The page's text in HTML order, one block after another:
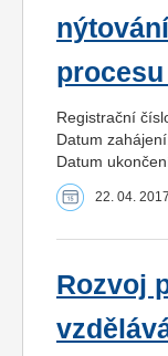
procesu
Registrační
Datum
Datum
22. 04. 2017
Rozvoj